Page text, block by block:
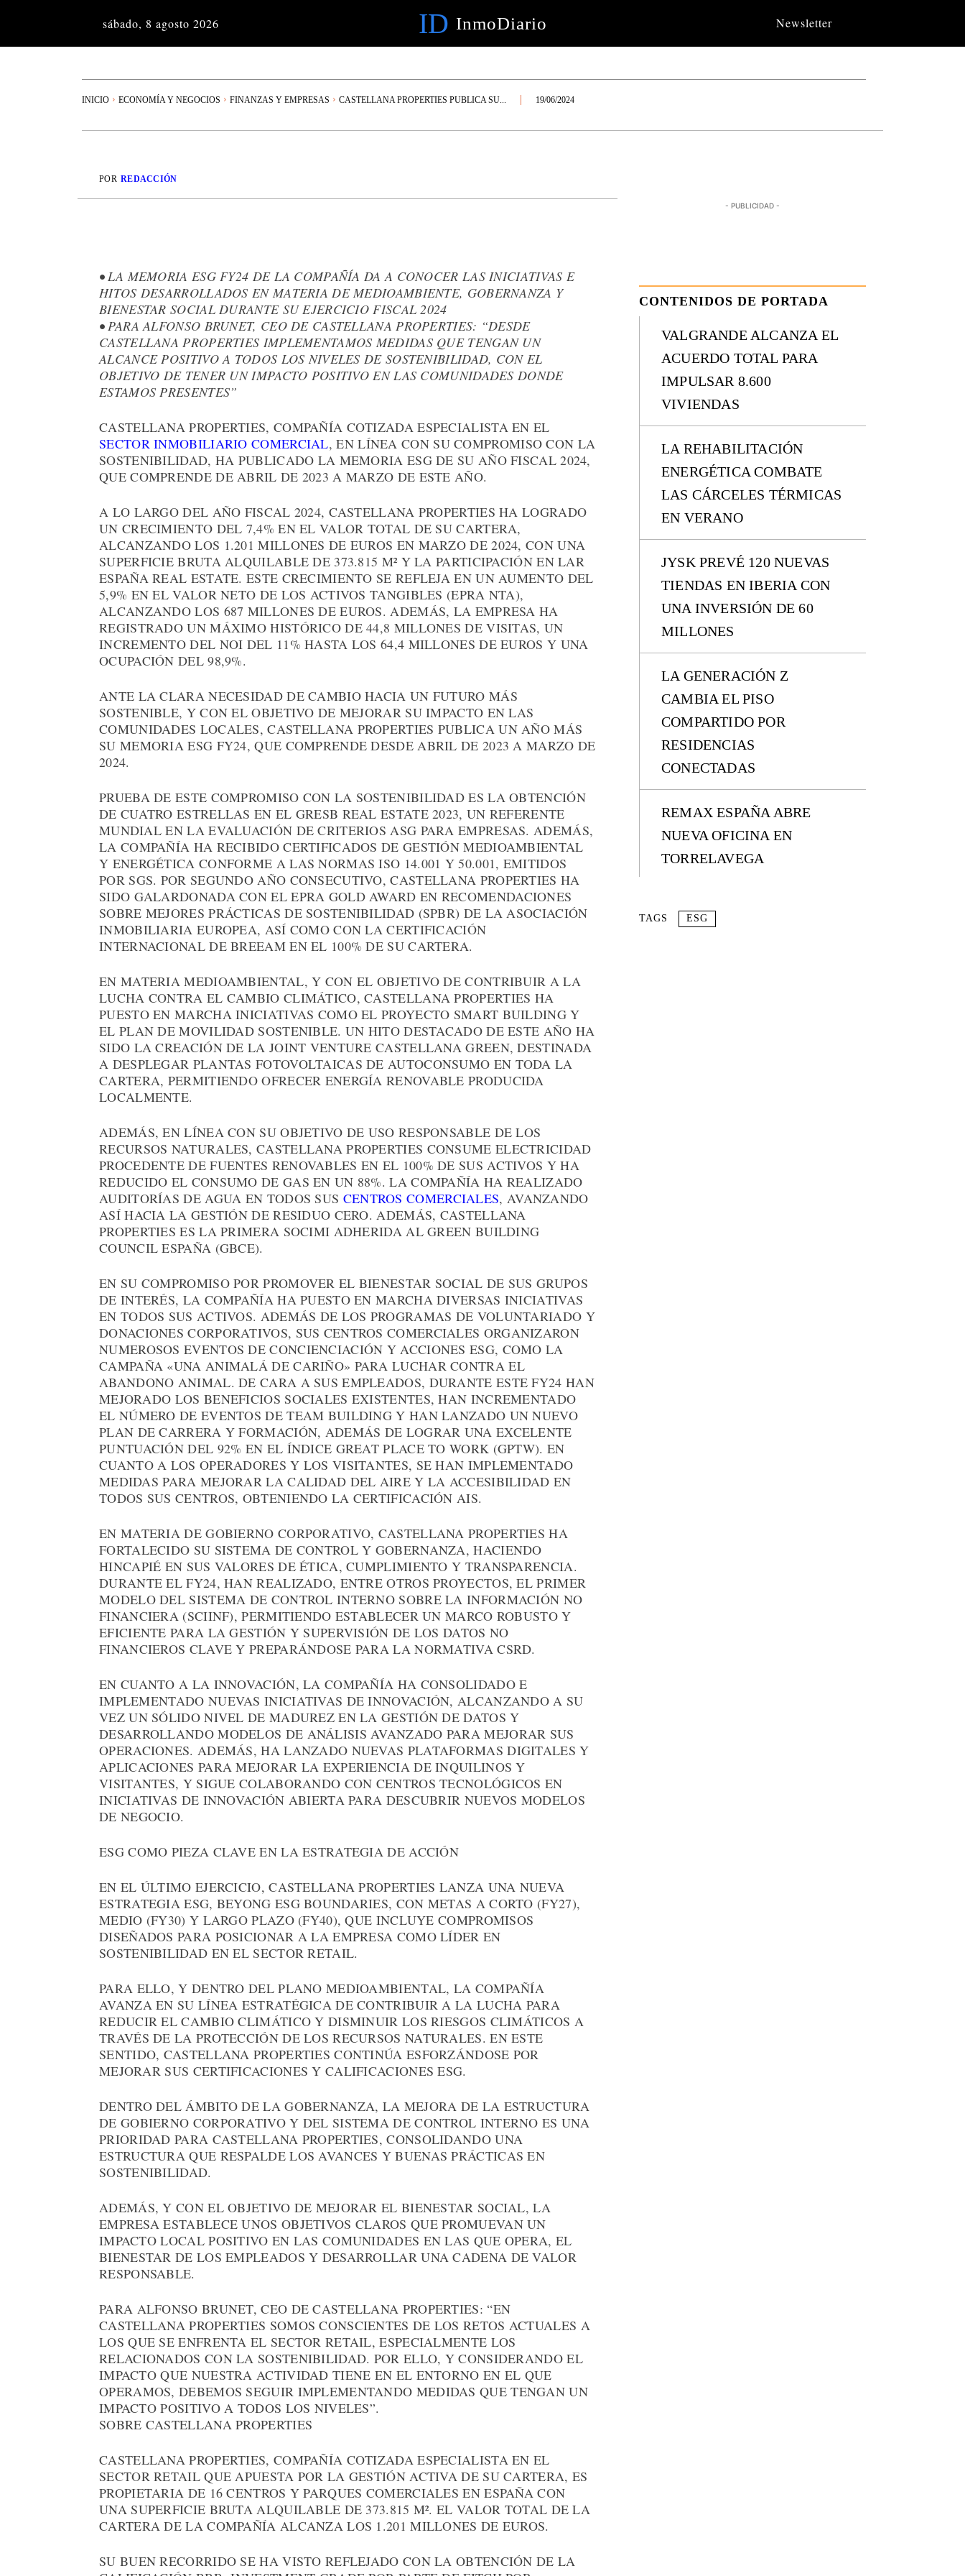
sábado, 8 agosto 2026 ID InmoDiario Newsletter
INICIO ECONOMÍA Y NEGOCIOS FINANZAS Y EMPRESAS CASTELLANA PROPERTIES PUBLICA SU... 19/06/2024
POR REDACCIÓN
• LA MEMORIA ESG FY24 DE LA COMPAÑÍA DA A CONOCER LAS INICIATIVAS E
HITOS DESARROLLADOS EN MATERIA DE MEDIOAMBIENTE, GOBERNANZA Y
BIENESTAR SOCIAL DURANTE SU EJERCICIO FISCAL 2024
• PARA ALFONSO BRUNET, CEO DE CASTELLANA PROPERTIES: “DESDE
CASTELLANA PROPERTIES IMPLEMENTAMOS MEDIDAS QUE TENGAN UN
ALCANCE POSITIVO A TODOS LOS NIVELES DE SOSTENIBILIDAD, CON EL
OBJETIVO DE TENER UN IMPACTO POSITIVO EN LAS COMUNIDADES DONDE
ESTAMOS PRESENTES”
CASTELLANA PROPERTIES, COMPAÑÍA COTIZADA ESPECIALISTA EN EL
SECTOR INMOBILIARIO COMERCIAL, EN LÍNEA CON SU COMPROMISO CON LA
SOSTENIBILIDAD, HA PUBLICADO LA MEMORIA ESG DE SU AÑO FISCAL 2024,
QUE COMPRENDE DE ABRIL DE 2023 A MARZO DE ESTE AÑO.
A LO LARGO DEL AÑO FISCAL 2024, CASTELLANA PROPERTIES HA LOGRADO
UN CRECIMIENTO DEL 7,4% EN EL VALOR TOTAL DE SU CARTERA,
ALCANZANDO LOS 1.201 MILLONES DE EUROS EN MARZO DE 2024, CON UNA
SUPERFICIE BRUTA ALQUILABLE DE 373.815 M² Y LA PARTICIPACIÓN EN LAR
ESPAÑA REAL ESTATE. ESTE CRECIMIENTO SE REFLEJA EN UN AUMENTO DEL
5,9% EN EL VALOR NETO DE LOS ACTIVOS TANGIBLES (EPRA NTA),
ALCANZANDO LOS 687 MILLONES DE EUROS. ADEMÁS, LA EMPRESA HA
REGISTRADO UN MÁXIMO HISTÓRICO DE 44,8 MILLONES DE VISITAS, UN
INCREMENTO DEL NOI DEL 11% HASTA LOS 64,4 MILLONES DE EUROS Y UNA
OCUPACIÓN DEL 98,9%.
ANTE LA CLARA NECESIDAD DE CAMBIO HACIA UN FUTURO MÁS
SOSTENIBLE, Y CON EL OBJETIVO DE MEJORAR SU IMPACTO EN LAS
COMUNIDADES LOCALES, CASTELLANA PROPERTIES PUBLICA UN AÑO MÁS
SU MEMORIA ESG FY24, QUE COMPRENDE DESDE ABRIL DE 2023 A MARZO DE
2024.
PRUEBA DE ESTE COMPROMISO CON LA SOSTENIBILIDAD ES LA OBTENCIÓN
DE CUATRO ESTRELLAS EN EL GRESB REAL ESTATE 2023, UN REFERENTE
MUNDIAL EN LA EVALUACIÓN DE CRITERIOS ASG PARA EMPRESAS. ADEMÁS,
LA COMPAÑÍA HA RECIBIDO CERTIFICADOS DE GESTIÓN MEDIOAMBIENTAL
Y ENERGÉTICA CONFORME A LAS NORMAS ISO 14.001 Y 50.001, EMITIDOS
POR SGS. POR SEGUNDO AÑO CONSECUTIVO, CASTELLANA PROPERTIES HA
SIDO GALARDONADA CON EL EPRA GOLD AWARD EN RECOMENDACIONES
SOBRE MEJORES PRÁCTICAS DE SOSTENIBILIDAD (SPBR) DE LA ASOCIACIÓN
INMOBILIARIA EUROPEA, ASÍ COMO CON LA CERTIFICACIÓN
INTERNACIONAL DE BREEAM EN EL 100% DE SU CARTERA.
EN MATERIA MEDIOAMBIENTAL, Y CON EL OBJETIVO DE CONTRIBUIR A LA
LUCHA CONTRA EL CAMBIO CLIMÁTICO, CASTELLANA PROPERTIES HA
PUESTO EN MARCHA INICIATIVAS COMO EL PROYECTO SMART BUILDING Y
EL PLAN DE MOVILIDAD SOSTENIBLE. UN HITO DESTACADO DE ESTE AÑO HA
SIDO LA CREACIÓN DE LA JOINT VENTURE CASTELLANA GREEN, DESTINADA
A DESPLEGAR PLANTAS FOTOVOLTAICAS DE AUTOCONSUMO EN TODA LA
CARTERA, PERMITIENDO OFRECER ENERGÍA RENOVABLE PRODUCIDA
LOCALMENTE.
ADEMÁS, EN LÍNEA CON SU OBJETIVO DE USO RESPONSABLE DE LOS
RECURSOS NATURALES, CASTELLANA PROPERTIES CONSUME ELECTRICIDAD
PROCEDENTE DE FUENTES RENOVABLES EN EL 100% DE SUS ACTIVOS Y HA
REDUCIDO EL CONSUMO DE GAS EN UN 88%. LA COMPAÑÍA HA REALIZADO
AUDITORÍAS DE AGUA EN TODOS SUS CENTROS COMERCIALES, AVANZANDO
ASÍ HACIA LA GESTIÓN DE RESIDUO CERO. ADEMÁS, CASTELLANA
PROPERTIES ES LA PRIMERA SOCIMI ADHERIDA AL GREEN BUILDING
COUNCIL ESPAÑA (GBCE).
EN SU COMPROMISO POR PROMOVER EL BIENESTAR SOCIAL DE SUS GRUPOS
DE INTERÉS, LA COMPAÑÍA HA PUESTO EN MARCHA DIVERSAS INICIATIVAS
EN TODOS SUS ACTIVOS. ADEMÁS DE LOS PROGRAMAS DE VOLUNTARIADO Y
DONACIONES CORPORATIVOS, SUS CENTROS COMERCIALES ORGANIZARON
NUMEROSOS EVENTOS DE CONCIENCIACIÓN Y ACCIONES ESG, COMO LA
CAMPAÑA «UNA ANIMALÁ DE CARIÑO» PARA LUCHAR CONTRA EL
ABANDONO ANIMAL. DE CARA A SUS EMPLEADOS, DURANTE ESTE FY24 HAN
MEJORADO LOS BENEFICIOS SOCIALES EXISTENTES, HAN INCREMENTADO
EL NÚMERO DE EVENTOS DE TEAM BUILDING Y HAN LANZADO UN NUEVO
PLAN DE CARRERA Y FORMACIÓN, ADEMÁS DE LOGRAR UNA EXCELENTE
PUNTUACIÓN DEL 92% EN EL ÍNDICE GREAT PLACE TO WORK (GPTW). EN
CUANTO A LOS OPERADORES Y LOS VISITANTES, SE HAN IMPLEMENTADO
MEDIDAS PARA MEJORAR LA CALIDAD DEL AIRE Y LA ACCESIBILIDAD EN
TODOS SUS CENTROS, OBTENIENDO LA CERTIFICACIÓN AIS.
EN MATERIA DE GOBIERNO CORPORATIVO, CASTELLANA PROPERTIES HA
FORTALECIDO SU SISTEMA DE CONTROL Y GOBERNANZA, HACIENDO
HINCAPIÉ EN SUS VALORES DE ÉTICA, CUMPLIMIENTO Y TRANSPARENCIA.
DURANTE EL FY24, HAN REALIZADO, ENTRE OTROS PROYECTOS, EL PRIMER
MODELO DEL SISTEMA DE CONTROL INTERNO SOBRE LA INFORMACIÓN NO
FINANCIERA (SCIINF), PERMITIENDO ESTABLECER UN MARCO ROBUSTO Y
EFICIENTE PARA LA GESTIÓN Y SUPERVISIÓN DE LOS DATOS NO
FINANCIEROS CLAVE Y PREPARÁNDOSE PARA LA NORMATIVA CSRD.
EN CUANTO A LA INNOVACIÓN, LA COMPAÑÍA HA CONSOLIDADO E
IMPLEMENTADO NUEVAS INICIATIVAS DE INNOVACIÓN, ALCANZANDO A SU
VEZ UN SÓLIDO NIVEL DE MADUREZ EN LA GESTIÓN DE DATOS Y
DESARROLLANDO MODELOS DE ANÁLISIS AVANZADO PARA MEJORAR SUS
OPERACIONES. ADEMÁS, HA LANZADO NUEVAS PLATAFORMAS DIGITALES Y
APLICACIONES PARA MEJORAR LA EXPERIENCIA DE INQUILINOS Y
VISITANTES, Y SIGUE COLABORANDO CON CENTROS TECNOLÓGICOS EN
INICIATIVAS DE INNOVACIÓN ABIERTA PARA DESCUBRIR NUEVOS MODELOS
DE NEGOCIO.
ESG COMO PIEZA CLAVE EN LA ESTRATEGIA DE ACCIÓN
EN EL ÚLTIMO EJERCICIO, CASTELLANA PROPERTIES LANZA UNA NUEVA
ESTRATEGIA ESG, BEYONG ESG BOUNDARIES, CON METAS A CORTO (FY27),
MEDIO (FY30) Y LARGO PLAZO (FY40), QUE INCLUYE COMPROMISOS
DISEÑADOS PARA POSICIONAR A LA EMPRESA COMO LÍDER EN
SOSTENIBILIDAD EN EL SECTOR RETAIL.
PARA ELLO, Y DENTRO DEL PLANO MEDIOAMBIENTAL, LA COMPAÑÍA
AVANZA EN SU LÍNEA ESTRATÉGICA DE CONTRIBUIR A LA LUCHA PARA
REDUCIR EL CAMBIO CLIMÁTICO Y DISMINUIR LOS RIESGOS CLIMÁTICOS A
TRAVÉS DE LA PROTECCIÓN DE LOS RECURSOS NATURALES. EN ESTE
SENTIDO, CASTELLANA PROPERTIES CONTINÚA ESFORZÁNDOSE POR
MEJORAR SUS CERTIFICACIONES Y CALIFICACIONES ESG.
DENTRO DEL ÁMBITO DE LA GOBERNANZA, LA MEJORA DE LA ESTRUCTURA
DE GOBIERNO CORPORATIVO Y DEL SISTEMA DE CONTROL INTERNO ES UNA
PRIORIDAD PARA CASTELLANA PROPERTIES, CONSOLIDANDO UNA
ESTRUCTURA QUE RESPALDE LOS AVANCES Y BUENAS PRÁCTICAS EN
SOSTENIBILIDAD.
ADEMÁS, Y CON EL OBJETIVO DE MEJORAR EL BIENESTAR SOCIAL, LA
EMPRESA ESTABLECE UNOS OBJETIVOS CLAROS QUE PROMUEVAN UN
IMPACTO LOCAL POSITIVO EN LAS COMUNIDADES EN LAS QUE OPERA, EL
BIENESTAR DE LOS EMPLEADOS Y DESARROLLAR UNA CADENA DE VALOR
RESPONSABLE.
PARA ALFONSO BRUNET, CEO DE CASTELLANA PROPERTIES: “EN
CASTELLANA PROPERTIES SOMOS CONSCIENTES DE LOS RETOS ACTUALES A
LOS QUE SE ENFRENTA EL SECTOR RETAIL, ESPECIALMENTE LOS
RELACIONADOS CON LA SOSTENIBILIDAD. POR ELLO, Y CONSIDERANDO EL
IMPACTO QUE NUESTRA ACTIVIDAD TIENE EN EL ENTORNO EN EL QUE
OPERAMOS, DEBEMOS SEGUIR IMPLEMENTANDO MEDIDAS QUE TENGAN UN
IMPACTO POSITIVO A TODOS LOS NIVELES”.
SOBRE CASTELLANA PROPERTIES
CASTELLANA PROPERTIES, COMPAÑÍA COTIZADA ESPECIALISTA EN EL
SECTOR RETAIL QUE APUESTA POR LA GESTIÓN ACTIVA DE SU CARTERA, ES
PROPIETARIA DE 16 CENTROS Y PARQUES COMERCIALES EN ESPAÑA CON
UNA SUPERFICIE BRUTA ALQUILABLE DE 373.815 M². EL VALOR TOTAL DE LA
CARTERA DE LA COMPAÑÍA ALCANZA LOS 1.201 MILLONES DE EUROS.
SU BUEN RECORRIDO SE HA VISTO REFLEJADO CON LA OBTENCIÓN DE LA
- PUBLICIDAD -
CONTENIDOS DE PORTADA
VALGRANDE ALCANZA EL
ACUERDO TOTAL PARA
IMPULSAR 8.600
VIVIENDAS
LA REHABILITACIÓN
ENERGÉTICA COMBATE
LAS CÁRCELES TÉRMICAS
EN VERANO
JYSK PREVÉ 120 NUEVAS
TIENDAS EN IBERIA CON
UNA INVERSIÓN DE 60
MILLONES
LA GENERACIÓN Z
CAMBIA EL PISO
COMPARTIDO POR
RESIDENCIAS
CONECTADAS
REMAX ESPAÑA ABRE
NUEVA OFICINA EN
TORRELAVEGA
TAGS ESG